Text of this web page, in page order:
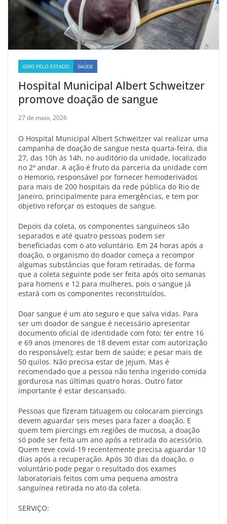
GIRO PELO ESTADO SAÚDE
Hospital Municipal Albert Schweitzer
promove doação de sangue
27 de maio, 2026
O Hospital Municipal Albert Schweitzer vai realizar uma
campanha de doação de sangue nesta quarta-feira, dia
27, das 10h às 14h, no auditório da unidade, localizado
no 2º andar. A ação é fruto da parceria da unidade com
o Hemorio, responsável por fornecer hemoderivados
para mais de 200 hospitais da rede pública do Rio de
Janeiro, principalmente para emergências, e tem por
objetivo reforçar os estoques de sangue.
Depois da coleta, os componentes sanguíneos são
separados e até quatro pessoas podem ser
beneficiadas com o ato voluntário. Em 24 horas após a
doação, o organismo do doador começa a recompor
algumas substâncias que foram retiradas, de forma
que a coleta seguinte pode ser feita após oito semanas
para homens e 12 para mulheres, pois o sangue já
estará com os componentes reconstituídos.
Doar sangue é um ato seguro e que salva vidas. Para
ser um doador de sangue é necessário apresentar
documento oficial de identidade com foto; ter entre 16
e 69 anos (menores de 18 devem estar com autorização
do responsável); estar bem de saúde; e pesar mais de
50 quilos. Não precisa estar de jejum. Mas é
recomendado que a pessoa não tenha ingerido comida
gordurosa nas últimas quatro horas. Outro fator
importante é estar descansado.
Pessoas que fizeram tatuagem ou colocaram piercings
devem aguardar seis meses para fazer a doação. E
quem tem piercings em regiões de mucosa, a doação
só pode ser feita um ano após a retirada do acessório.
Quem teve covid-19 recentemente precisa aguardar 10
dias após a recuperação. Após 30 dias da doação, o
voluntário pode pegar o resultado dos exames
laboratoriais feitos com uma pequena amostra
sanguínea retirada no ato da coleta.
SERVIÇO: